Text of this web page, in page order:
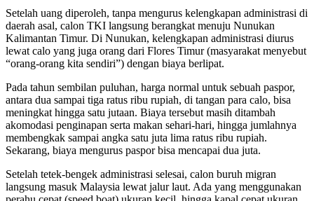
Setelah uang diperoleh, tanpa mengurus kelengkapan administrasi di
daerah asal, calon TKI langsung berangkat menuju Nunukan
Kalimantan Timur. Di Nunukan, kelengkapan administrasi diurus
lewat calo yang juga orang dari Flores Timur (masyarakat menyebut
“orang-orang kita sendiri”) dengan biaya berlipat.
Pada tahun sembilan puluhan, harga normal untuk sebuah paspor,
antara dua sampai tiga ratus ribu rupiah, di tangan para calo, bisa
meningkat hingga satu jutaan. Biaya tersebut masih ditambah
akomodasi penginapan serta makan sehari-hari, hingga jumlahnya
membengkak sampai angka satu juta lima ratus ribu rupiah.
Sekarang, biaya mengurus paspor bisa mencapai dua juta.
Setelah tetek-bengek administrasi selesai, calon buruh migran
langsung masuk Malaysia lewat jalur laut. Ada yang menggunakan